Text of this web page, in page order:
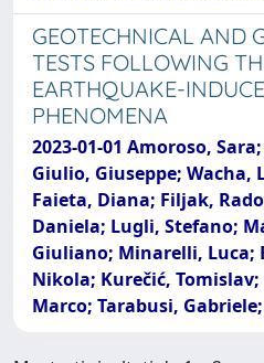
GEOTECHNICAL AND
TESTS FOLLOWING
EARTHQUAKE-
PHENOMENA
2023-01-01 Amoroso,
Giulio, Giuseppe; Wacha,
Faieta, Diana; Filjak,
Daniela; Lugli, Stefano;
Giuliano; Minarelli, Luca;
Nikola; Kurečić,
Marco; Tarabusi,